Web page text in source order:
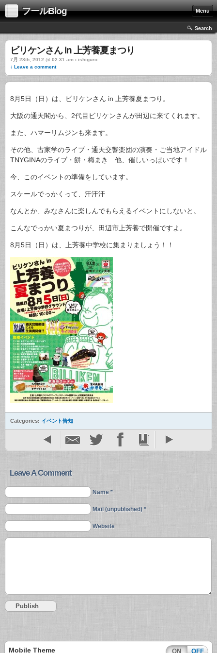
フールBlog Menu
Search
ビリケンさん in 上芳養夏まつり
7月 28th, 2012 @ 02:31 am › ishiguro
↓ Leave a comment
8月5日（日）は、ビリケンさん in 上芳養夏まつり。
大阪の通天閣から、2代目ビリケンさんが田辺に来てくれます。
また、ハマーリムジンも来ます。
その他、古家学のライブ・通天交響楽団の演奏・ご当地アイドル
TNYGINAのライブ・餅・梅まき 他、催しいっぱいです！
今、このイベントの準備をしています。
スケールでっかくって、汗汗汗
なんとか、みなさんに楽しんでもらえるイベントにしないと。
こんなでっかい夏まつりが、田辺市上芳養で開催ですよ。
8月5日（日）は、上芳養中学校に集まりましょう！！
Categories: イベント告知
Leave A Comment
Name *
Mail (unpublished) *
Website
Mobile Theme ON OFF